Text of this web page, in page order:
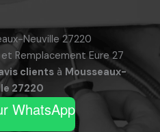
Neuville 27220
Remplacement Eure 27
clients à Mousseaux-
27220
WhatsApp